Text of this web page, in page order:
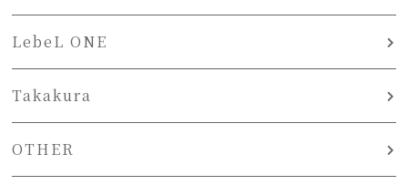
LebeL ONE
Takakura
OTHER